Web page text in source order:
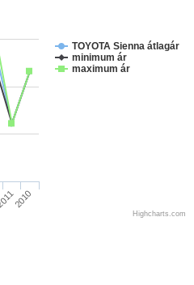
TOYOTA Sienna átlagár
minimum ár
maximum ár
2010
Highcharts.com